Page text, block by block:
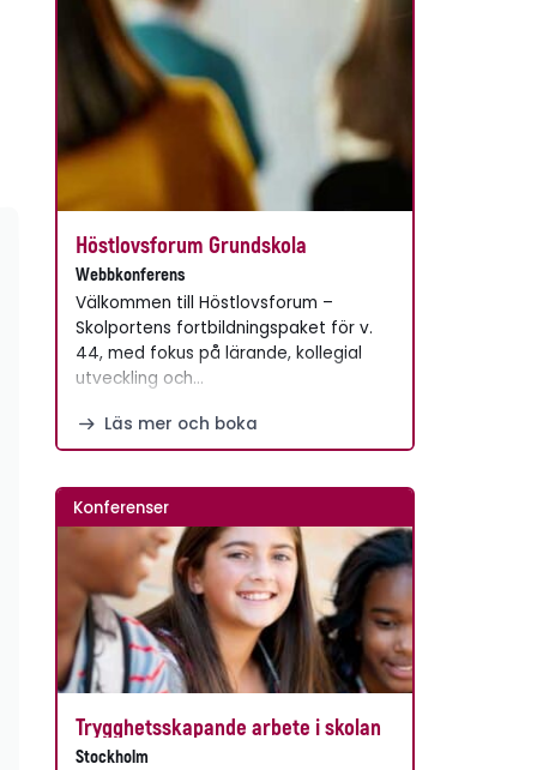
Höstlovsforum Grundskola
Webbkonferens
Välkommen till Höstlovsforum –
Skolportens fortbildningspaket för v.
44, med fokus på lärande, kollegial
utveckling och…
Läs mer och boka
Konferenser
Trygghetsskapande arbete i skolan
Stockholm